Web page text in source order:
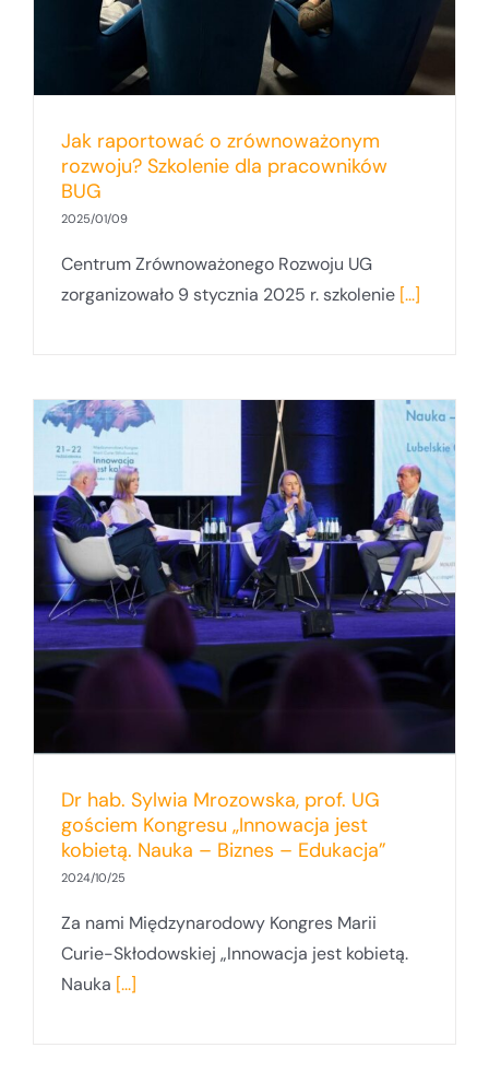
Jak raportować o zrównoważonym
rozwoju? Szkolenie dla pracowników
BUG
2025/01/09
Centrum Zrównoważonego Rozwoju UG
zorganizowało 9 stycznia 2025 r. szkolenie [...]
Dr hab. Sylwia Mrozowska, prof. UG
gościem Kongresu „Innowacja jest
kobietą. Nauka – Biznes – Edukacja”
2024/10/25
Za nami Międzynarodowy Kongres Marii
Curie-Skłodowskiej „Innowacja jest kobietą.
Nauka [...]